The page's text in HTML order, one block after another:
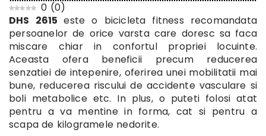
0 (0)
DHS 2615este o bicicleta fitness recomandata
persoanelor de orice varsta care doresc sa faca
miscare chiar in confortul propriei locuinte.
Aceasta ofera beneficii precum reducerea
senzatiei de intepenire, oferirea unei mobilitatii mai
bune, reducerea riscului de accidente vasculare si
boli metabolice etc. In plus, o puteti folosi atat
pentru a va mentine in forma, cat si pentru a
scapa de kilogramele nedorite.